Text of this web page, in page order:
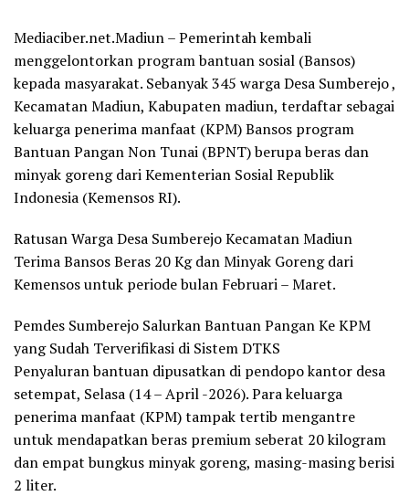
Mediaciber.net.Madiun – Pemerintah kembali
menggelontorkan program bantuan sosial (Bansos)
kepada masyarakat. Sebanyak 345 warga Desa Sumberejo ,
Kecamatan Madiun, Kabupaten madiun, terdaftar sebagai
keluarga penerima manfaat (KPM) Bansos program
Bantuan Pangan Non Tunai (BPNT) berupa beras dan
minyak goreng dari Kementerian Sosial Republik
Indonesia (Kemensos RI).
Ratusan Warga Desa Sumberejo Kecamatan Madiun
Terima Bansos Beras 20 Kg dan Minyak Goreng dari
Kemensos untuk periode bulan Februari – Maret.
Pemdes Sumberejo Salurkan Bantuan Pangan Ke KPM
yang Sudah Terverifikasi di Sistem DTKS
Penyaluran bantuan dipusatkan di pendopo kantor desa
setempat, Selasa (14 – April -2026). Para keluarga
penerima manfaat (KPM) tampak tertib mengantre
untuk mendapatkan beras premium seberat 20 kilogram
dan empat bungkus minyak goreng, masing-masing berisi
2 liter.